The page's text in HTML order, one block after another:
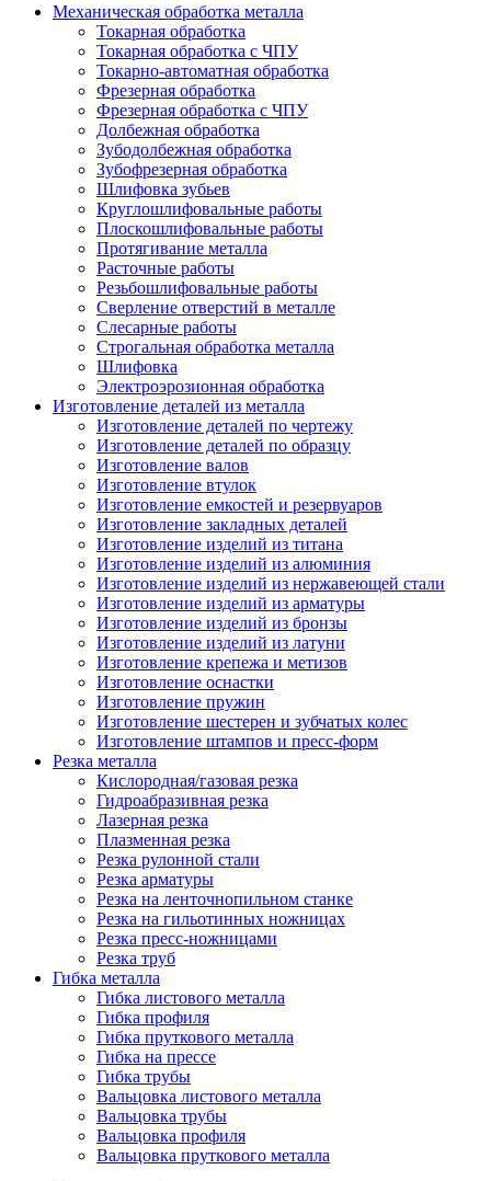
Механическая обработка металла
Токарная обработка
Токарная обработка с ЧПУ
Токарно-автоматная обработка
Фрезерная обработка
Фрезерная обработка c ЧПУ
Долбежная обработка
Зубодолбежная обработка
Зубофрезерная обработка
Шлифовка зубьев
Круглошлифовальные работы
Плоскошлифовальные работы
Протягивание металла
Расточные работы
Резьбошлифовальные работы
Сверление отверстий в металле
Слесарные работы
Строгальная обработка металла
Шлифовка
Электроэрозионная обработка
Изготовление деталей из металла
Изготовление деталей по чертежу
Изготовление деталей по образцу
Изготовление валов
Изготовление втулок
Изготовление емкостей и резервуаров
Изготовление закладных деталей
Изготовление изделий из титана
Изготовление изделий из алюминия
Изготовление изделий из нержавеющей стали
Изготовление изделий из арматуры
Изготовление изделий из бронзы
Изготовление изделий из латуни
Изготовление крепежа и метизов
Изготовление оснастки
Изготовление пружин
Изготовление шестерен и зубчатых колес
Изготовление штампов и пресс-форм
Резка металла
Кислородная/газовая резка
Гидроабразивная резка
Лазерная резка
Плазменная резка
Резка рулонной стали
Резка арматуры
Резка на ленточнопильном станке
Резка на гильотинных ножницах
Резка пресс-ножницами
Резка труб
Гибка металла
Гибка листового металла
Гибка профиля
Гибка пруткового металла
Гибка на прессе
Гибка трубы
Вальцовка листового металла
Вальцовка трубы
Вальцовка профиля
Вальцовка пруткового металла